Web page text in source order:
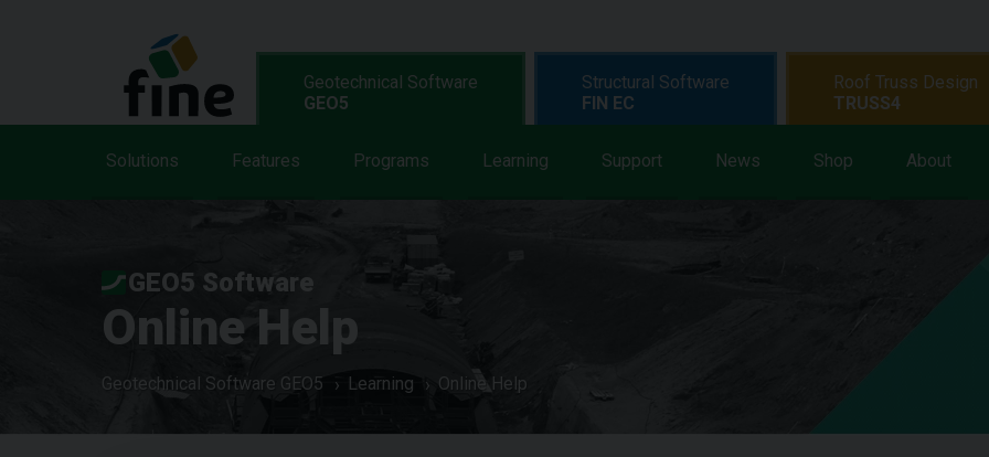
Geotechnical Software
GEO5
Solutions Features Programs Learning Support News Shop About
Structural Software
FIN EC
Roof Truss Design
TRUSS4
GEO5 Software
Online Help
Geotechnical Software GEO5 Learning Online Help